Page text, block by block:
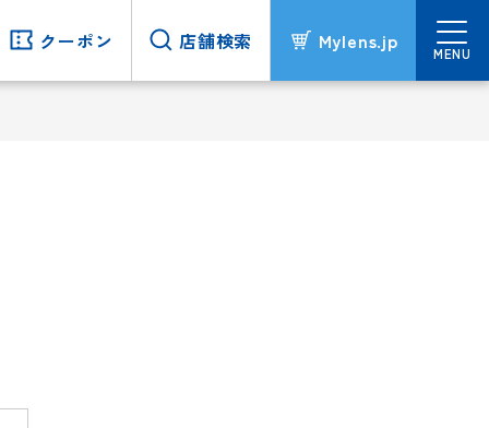
クーポン 店舗検索 Mylens.jp
MENU
クーポン 店舗検索 Mylens.jp
MENU